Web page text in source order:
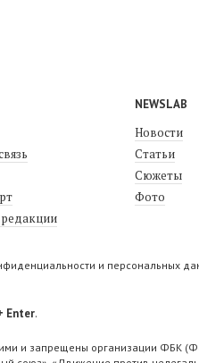
NEWSLAB
Новости
Статьи
Сюжеты
Фото
и персональных
Enter.
и запрещены организации ФБК